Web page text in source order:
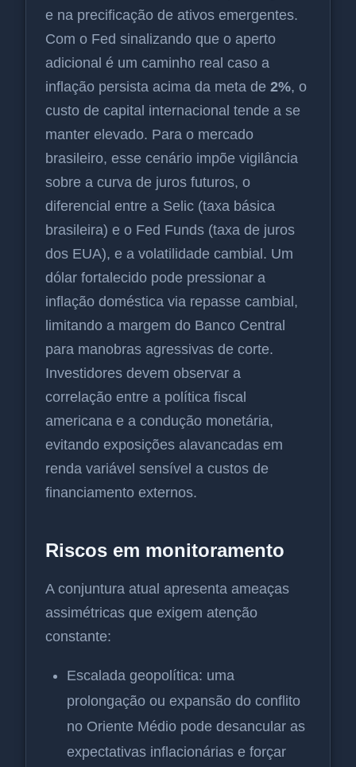
e na precificação de ativos emergentes.
Com o Fed sinalizando que o aperto
adicional é um caminho real caso a
inflação persista acima da meta de 2%, o
custo de capital internacional tende a se
manter elevado. Para o mercado
brasileiro, esse cenário impõe vigilância
sobre a curva de juros futuros, o
diferencial entre a Selic (taxa básica
brasileira) e o Fed Funds (taxa de juros
dos EUA), e a volatilidade cambial. Um
dólar fortalecido pode pressionar a
inflação doméstica via repasse cambial,
limitando a margem do Banco Central
para manobras agressivas de corte.
Investidores devem observar a
correlação entre a política fiscal
americana e a condução monetária,
evitando exposições alavancadas em
renda variável sensível a custos de
financiamento externos.
Riscos em monitoramento
A conjuntura atual apresenta ameaças
assimétricas que exigem atenção
constante:
Escalada geopolítica: uma
prolongação ou expansão do conflito
no Oriente Médio pode desancular as
expectativas inflacionárias e forçar